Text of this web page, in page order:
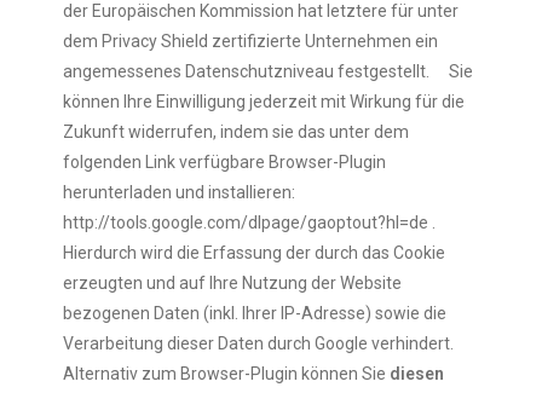
der Europäischen Kommission hat letztere für unter
dem Privacy Shield zertifizierte Unternehmen ein
angemessenes Datenschutzniveau festgestellt. Sie
können Ihre Einwilligung jederzeit mit Wirkung für die
Zukunft widerrufen, indem sie das unter dem
folgenden Link verfügbare Browser-Plugin
herunterladen und installieren:
http://tools.google.com/dlpage/gaoptout?hl=de .
Hierdurch wird die Erfassung der durch das Cookie
erzeugten und auf Ihre Nutzung der Website
bezogenen Daten (inkl. Ihrer IP-Adresse) sowie die
Verarbeitung dieser Daten durch Google verhindert.
Alternativ zum Browser-Plugin können Sie diesen